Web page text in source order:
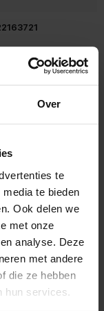
Over
te
te bieden
Ook delen we
met onze
analyse. Deze
met andere
die ze hebben
hun services.
door de
het spelen van
Het hoesje is
naadloos aan
Wallet Softcase